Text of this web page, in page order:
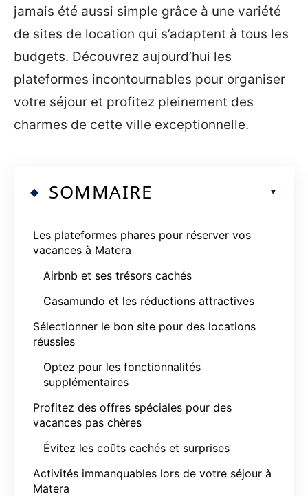
jamais été aussi simple grâce à une variété
de sites de location qui s’adaptent à tous les
budgets. Découvrez aujourd’hui les
plateformes incontournables pour organiser
votre séjour et profitez pleinement des
charmes de cette ville exceptionnelle.
SOMMAIRE
Les plateformes phares pour réserver vos
vacances à Matera
Airbnb et ses trésors cachés
Casamundo et les réductions attractives
Sélectionner le bon site pour des locations
réussies
Optez pour les fonctionnalités
supplémentaires
Profitez des offres spéciales pour des
vacances pas chères
Évitez les coûts cachés et surprises
Activités immanquables lors de votre séjour à
Matera